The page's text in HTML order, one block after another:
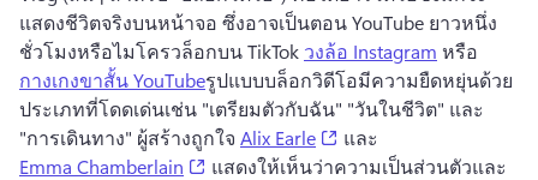
แสดงชีวิตจริงบนหน้าจอ ซึ่งอาจเป็นตอน YouTube ยาวหนึ่ง
ชั่วโมงหรือไมโครวล็อกบน TikTok วงล้อ Instagram หรือ
กางเกงขาสั้น YouTubeรูปแบบบล็อกวิดีโอมีความยืดหยุ่นด้วย
ประเภทที่โดดเด่นเช่น "เตรียมตัวกับฉัน" "วันในชีวิต" และ
"การเดินทาง" ผู้สร้างถูกใจ Alix Earle (opens in a new tab)
และ
Emma Chamberlain
(opens in a new tab)
แสดงให้เห็นว่าความเป็นส่วนตัวและ